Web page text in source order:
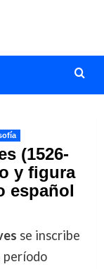
(1526-
y figura
español
se inscribe
período